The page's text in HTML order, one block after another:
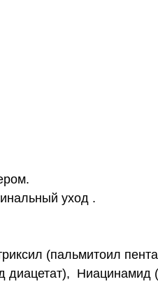
уход .
(пальмитоил
диацетат), Ниацинамид